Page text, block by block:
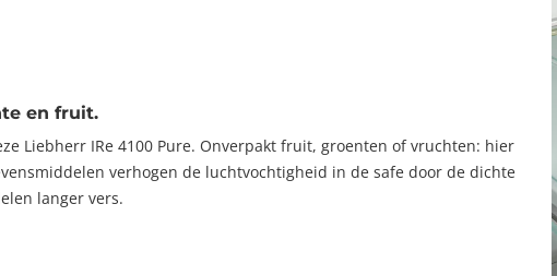
en fruit.
Liebherr IRe 4100 Pure. Onverpakt fruit, groenten of vruchten: hier
verhogen de luchtvochtigheid in de safe door de dichte
langer vers.